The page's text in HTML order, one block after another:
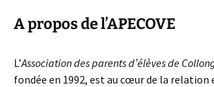
A propos de l’APECOVE
L’Association des parents d’élèves de
fondée en 1992, est au cœur de la